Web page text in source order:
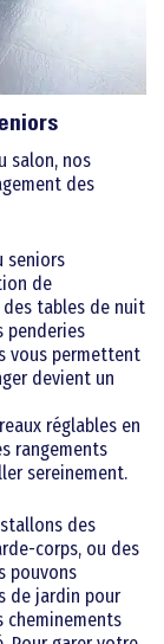
salon, nos
des
seniors
de
tables de nuit
penderies
vous permettent
devient un
réglables en
rangements
sereinement.
des
corps, ou des
pouvons
de jardin pour
cheminements
tourisme
Crèches
et